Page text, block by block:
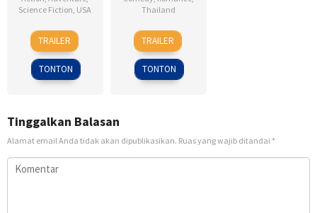
Science Fiction, USA
28
Jul
1995
Kevin
Reynolds
TRAILER
TONTON
Thailand
4
Mar
2015
Nareubadee
Wetchakam
TRAILER
TONTON
Tinggalkan Balasan
Alamat email Anda tidak akan dipublikasikan. Ruas yang wajib ditandai *